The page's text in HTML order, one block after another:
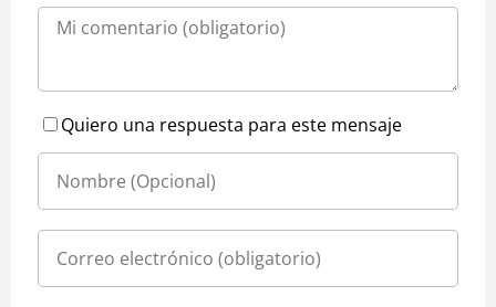
Quiero una respuesta para este mensaje